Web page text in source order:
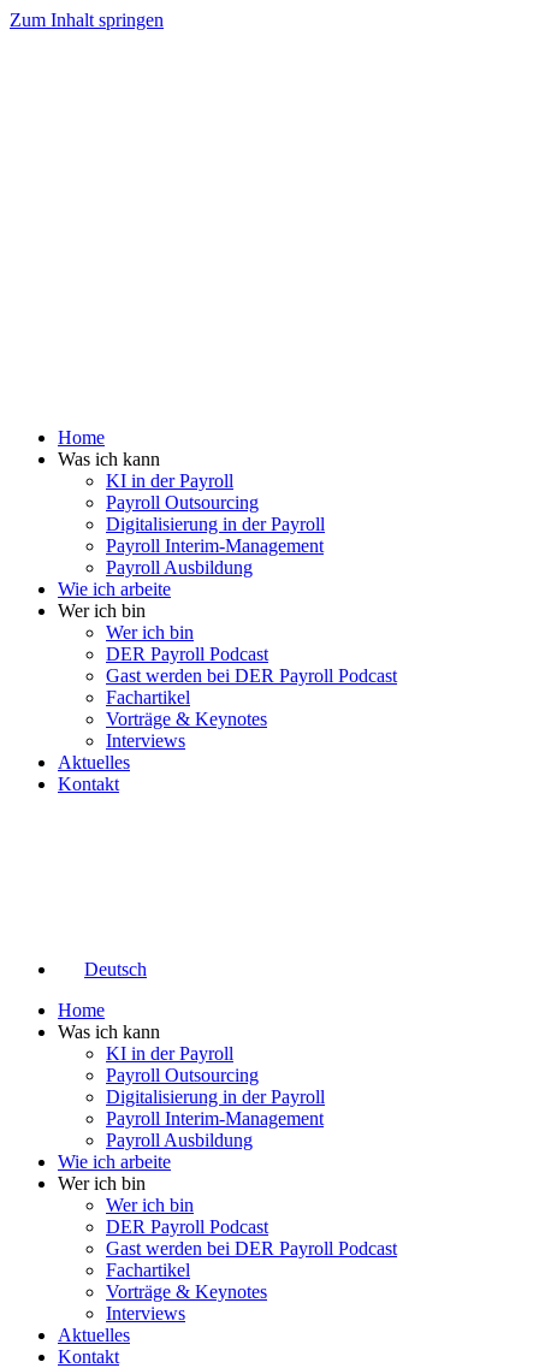
Zum Inhalt springen
Home
Was ich kann
KI in der Payroll
Payroll Outsourcing
Digitalisierung in der Payroll
Payroll Interim-Management
Payroll Ausbildung
Wie ich arbeite
Wer ich bin
Wer ich bin
DER Payroll Podcast
Gast werden bei DER Payroll Podcast
Fachartikel
Vorträge & Keynotes
Interviews
Aktuelles
Kontakt
Deutsch
Home
Was ich kann
KI in der Payroll
Payroll Outsourcing
Digitalisierung in der Payroll
Payroll Interim-Management
Payroll Ausbildung
Wie ich arbeite
Wer ich bin
Wer ich bin
DER Payroll Podcast
Gast werden bei DER Payroll Podcast
Fachartikel
Vorträge & Keynotes
Interviews
Aktuelles
Kontakt